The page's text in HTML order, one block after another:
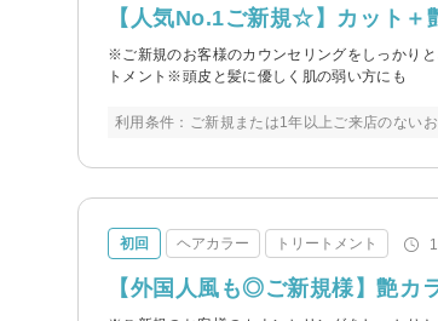
【人気No.1ご新規☆】カット
※ご新規のお客様のカウンセリングをしっかり
トメント※頭皮と髪に優しく肌の弱い方にも
利用条件：ご新規または1年以上ご来店のない
初回 ヘアカラー トリートメント
【外国人風も◎ご新規様】艶